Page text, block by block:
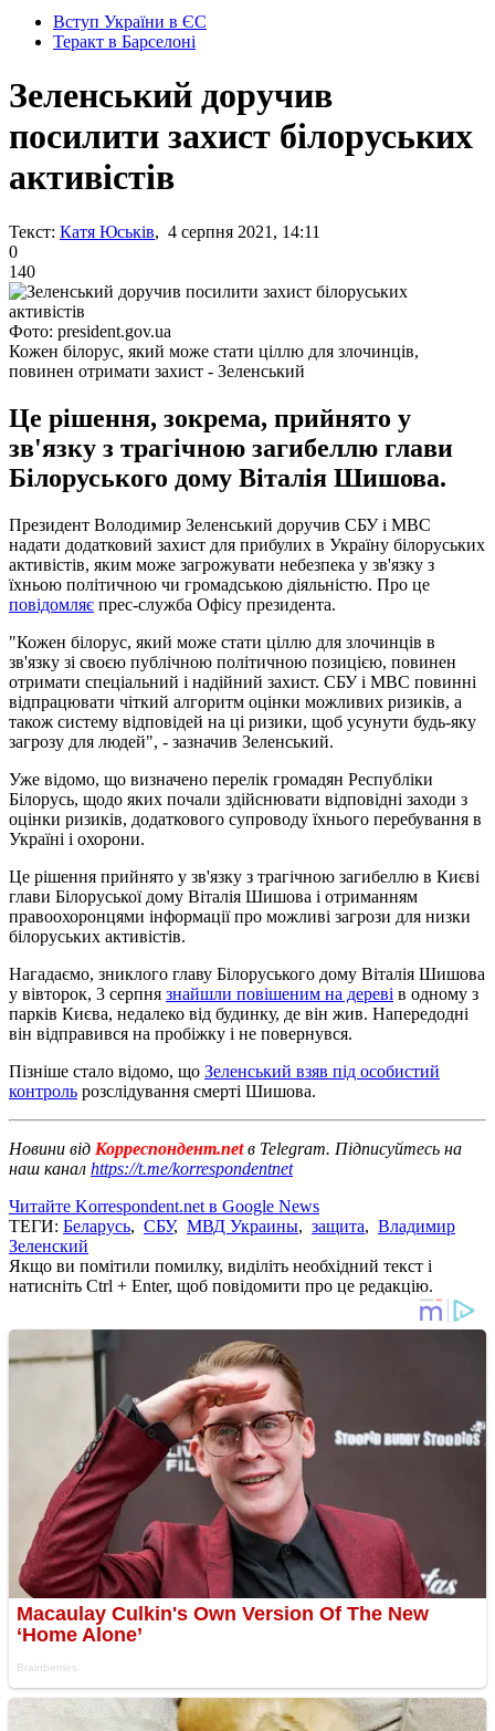
Вступ України в ЄС
Теракт в Барселоні
Зеленський доручив
посилити захист білоруських
активістів
Текст: Катя Юськів, 4 серпня 2021, 14:11
0
140
Фото: president.gov.ua
Кожен білорус, який може стати ціллю для злочинців,
повинен отримати захист - Зеленський
Це рішення, зокрема, прийнято у
зв'язку з трагічною загибеллю глави
Білоруського дому Віталія Шишова.
Президент Володимир Зеленський доручив СБУ і МВС
надати додатковий захист для прибулих в Україну білоруських
активістів, яким може загрожувати небезпека у зв'язку з
їхньою політичною чи громадською діяльністю. Про це
повідомляє прес-служба Офісу президента.
"Кожен білорус, який може стати ціллю для злочинців в
зв'язку зі своєю публічною політичною позицією, повинен
отримати спеціальний і надійний захист. СБУ і МВС повинні
відпрацювати чіткий алгоритм оцінки можливих ризиків, а
також систему відповідей на ці ризики, щоб усунути будь-яку
загрозу для людей", - зазначив Зеленський.
Уже відомо, що визначено перелік громадян Республіки
Білорусь, щодо яких почали здійснювати відповідні заходи з
оцінки ризиків, додаткового супроводу їхнього перебування в
Україні і охорони.
Це рішення прийнято у зв'язку з трагічною загибеллю в Києві
глави Білоруської дому Віталія Шишова і отриманням
правоохоронцями інформації про можливі загрози для низки
білоруських активістів.
Нагадаємо, зниклого главу Білоруського дому Віталія Шишова
у вівторок, 3 серпня знайшли повішеним на дереві в одному з
парків Києва, недалеко від будинку, де він жив. Напередодні
він відправився на пробіжку і не повернувся.
Пізніше стало відомо, що Зеленський взяв під особистий
контроль розслідування смерті Шишова.
Новини від Корреспондент.netв Telegram. Підписуйтесь на
наш канал https://t.me/korrespondentnet
Читайте Korrespondent.net в Google News
ТЕГИ: Беларусь, СБУ, МВД Украины, защита, Владимир
Зеленский
Якщо ви помітили помилку, виділіть необхідний текст і
натисніть Ctrl + Enter, щоб повідомити про це редакцію.